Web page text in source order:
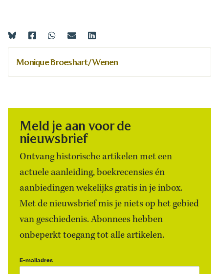
Monique Broeshart/ Wenen
Meld je aan voor de
nieuwsbrief
Ontvang historische artikelen met een
actuele aanleiding, boekrecensies én
aanbiedingen wekelijks gratis in je inbox.
Met de nieuwsbrief mis je niets op het gebied
van geschiedenis. Abonnees hebben
onbeperkt toegang tot alle artikelen.
E-mailadres